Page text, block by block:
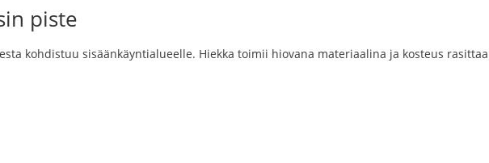
piste
kohdistuu sisäänkäyntialueelle. Hiekka toimii hiovana materiaalina ja kosteus